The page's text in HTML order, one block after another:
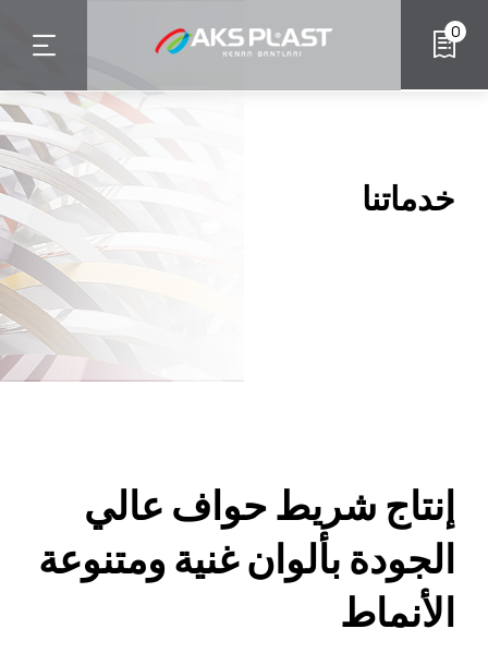
إلى
المحتوى
الرئيسي
0
خدماتنا
إنتاج شريط حواف عالي
الجودة بألوان غنية ومتنوعة
الأنماط